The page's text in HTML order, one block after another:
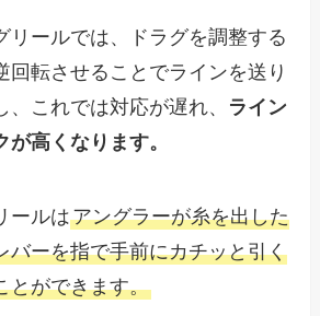
リールでは、ドラグを調整する
回転させることでラインを送り
、これでは対応が遅れ、 ライン
高くなります。
ールはアングラーが糸を出した
バーを指で手前にカチッと引く
とができます。